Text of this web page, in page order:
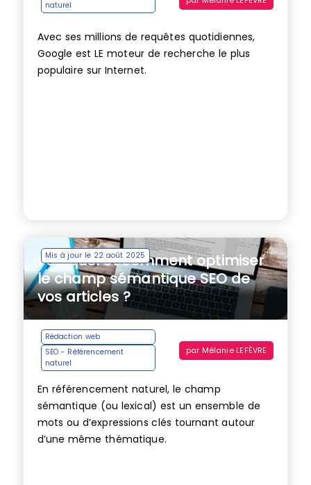
naturel
Avec ses millions de requêtes quotidiennes,
Google est LE moteur de recherche le plus
populaire sur Internet.
Mis à jour le 22 août 2025
Pourquoi et comment optimiser
le champ sémantique SEO de
vos articles ?
Rédaction web
SEO - Référencement
naturel
par Mélanie LEFÈVRE
En référencement naturel, le champ
sémantique (ou lexical) est un ensemble de
mots ou d’expressions clés tournant autour
d’une même thématique.